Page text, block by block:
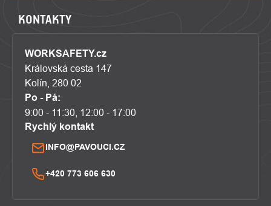
KONTAKTY
WORKSAFETY.cz
Královská cesta 147
Kolín, 280 02
Po - Pá:
9:00 - 11:30, 12:00 - 17:00
Rychlý kontakt
INFO@PAVOUCI.CZ
+420 773 606 630